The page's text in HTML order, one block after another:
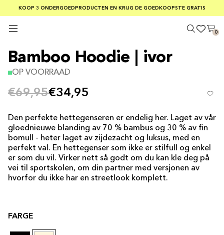
KOOP 3 ONDERGOEDPRODUCTEN EN KRIJG DE GOEDKOOPSTE GRATIS
GRATIS VERZENDING BIJ BESTELLINGEN BOVEN €75
VEILIGE BETALINGER MED KLARNA
0
Video
Bamboo Hoodie | ivor
OP VOORRAAD
€69,95€34,95
Den perfekte hettegenseren er endelig her. Laget av vår
gloednieuwe blanding av 70 % bambus og 30 % av fin
bomull - heter laget av zijdezacht og luksus, med en
perfekt val. En hettegenser som ikke er stilfull og enkel
er som du vil. Virker nett så godt om du kan kle deg på
vei til sportskolen, om din partner med versjonen av
hvorfor du ikke har en streetlook komplett.
FARGE